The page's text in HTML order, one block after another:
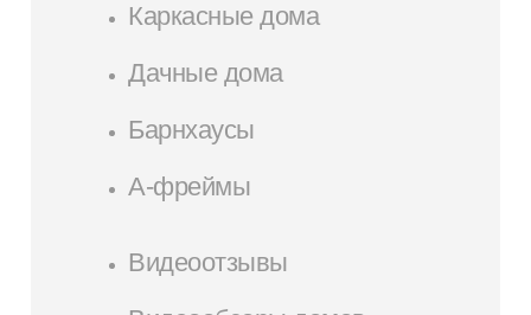
Каркасные дома
Дачные дома
Барнхаусы
А-фреймы
Видеоотзывы